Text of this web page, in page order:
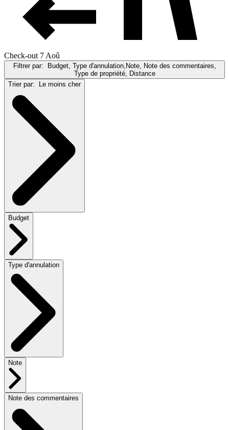
Check-out 7 Aoû
Filtrer par:
Budget, Type d'annulation,Note, Note des commentaires,
Type de propriété, Distance
Trier par:
Le moins cher
Budget
Type d'annulation
Note
Note des commentaires